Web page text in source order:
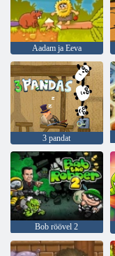
Aadam ja Eeva
3 pandat
Bob röövel 2